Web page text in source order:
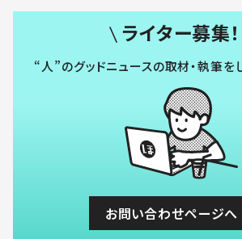
ライター募集！
“人”のグッドニュースの取材・執筆を
お問い合わせページへ